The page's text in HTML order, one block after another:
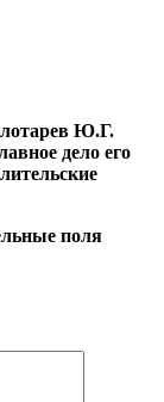
Ю.Г.
дело его
поля